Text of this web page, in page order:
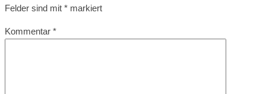
Felder sind mit * markiert
Kommentar *